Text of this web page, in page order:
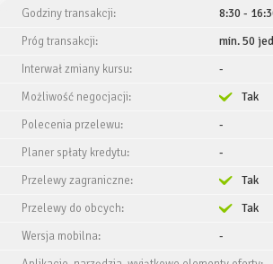
Godziny transakcji:
8:30 -
Próg transakcji:
min. 50
Interwał zmiany kursu:
-
Możliwość negocjacji:
Tak
Polecenia przelewu:
-
Planer spłaty kredytu:
-
Przelewy zagraniczne:
Tak
Przelewy do obcych:
Tak
Wersja mobilna:
-